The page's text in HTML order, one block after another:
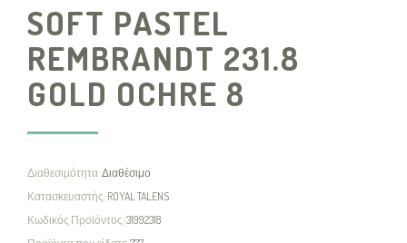
SOFT PASTEL
REMBRANDT 231.8
GOLD OCHRE 8
Διαθεσιμότητα:Διαθέσιμο
Κατασκευαστής: ROYAL TALENS
Κωδικός Προϊόντος:31992318